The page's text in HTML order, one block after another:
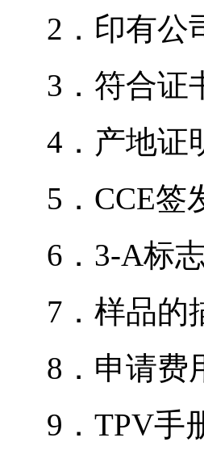
2．印有公
3．符合证
4．产地证
5．CCE签
6．3-A标
7．样品的
8．申请费
9．TPV手